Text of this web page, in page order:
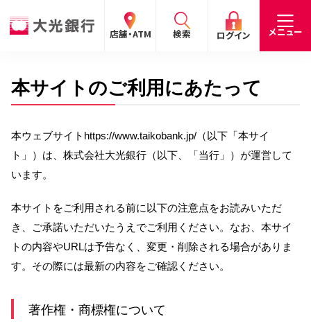
店舗・ATM 検索 ログイン メニュー
閉じる
手数料 預金金利 お問合わせ
個人の
お客さま
閉じる
個人のお客さま
たいこうパーソナルe-バンキング
サービスのご案内
デビット会員用 Web
（デビットカードをご利用のお客さま向け）
サービスのご案内 ログイン
たいこうインターネット投信
閉じる
本サイトのご利用にあたって
本ウェブサイトhttps://www.taikobank.jp/（以下「本サイ
ト」）は、株式会社大光銀行（以下、「当行」）が運営して
います。
本サイトをご利用される前に以下の注意点をお読みいただ
き、ご承諾いただいたうえでご利用ください。なお、本サイ
トの内容やURLは予告なく、変更・削除される場合がありま
す。その際には最新の内容をご確認ください。
著作権・商標権について